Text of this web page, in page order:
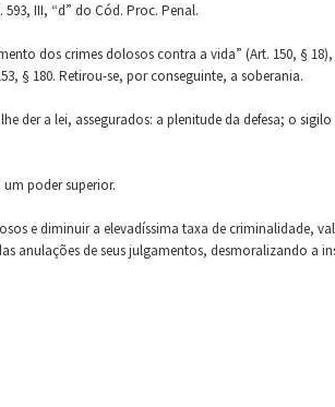
III, “d” do Cód. Proc. Penal.
dos crimes dolosos contra a vida” (Art. 150, § 18),
§ 180. Retirou-se, por conseguinte, a soberania.
der a lei, assegurados: a plenitude da defesa; o
poder superior.
e diminuir a elevadíssima taxa de criminalidade,
anulações de seus julgamentos, desmoralizando a